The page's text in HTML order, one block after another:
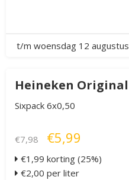
t/m woensdag 12 augustus
Heineken Original
Sixpack 6x0,50
€7,98 €5,99
€1,99 korting (25%)
€2,00 per liter